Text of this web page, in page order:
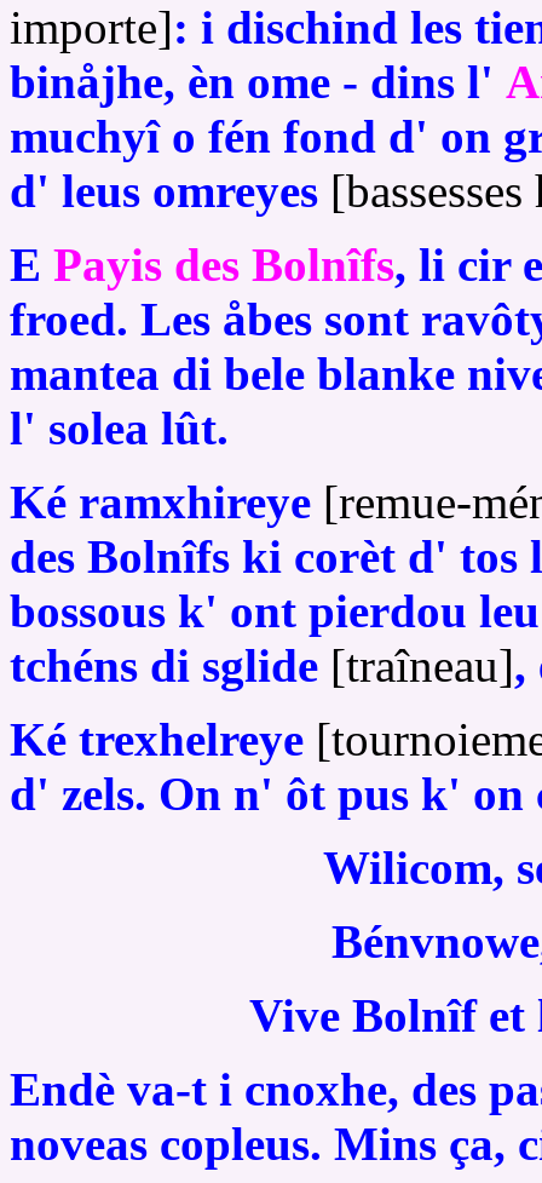
importe]: i dischind les
binåjhe, èn ome - dins l'
muchyî o fén fond d' on
d' leus omreyes
E Payis des Bolnîfs, li cir
froed. Les åbes sont
mantea di bele blanke
l' solea lût.
Ké ramxhireye [remue-
des Bolnîfs ki corèt d' tos
bossous k' ont pierdou
tchéns di sglide [traîneau],
Ké trexhelreye
d' zels. On n' ôt pus k'
Wilicom,
Vive Bolnîf et
Endè va-t i cnoxhe, des
noveas copleus. Mins ça,